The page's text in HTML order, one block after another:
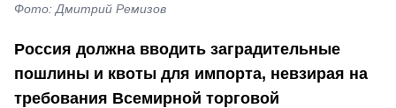
Фото: Дмитрий Ремизов
Россия должна вводить заградительные
пошлины и квоты для импорта, невзирая на
требования Всемирной торговой